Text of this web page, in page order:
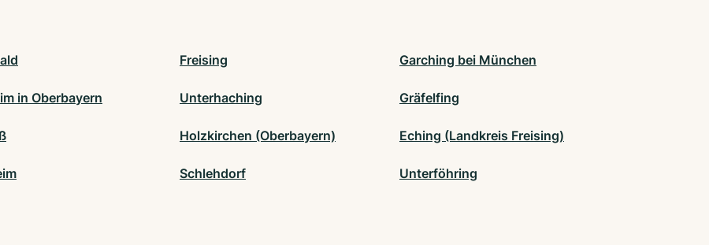
Freising Garching bei München
in Oberbayern Unterhaching Gräfelfing
Holzkirchen (Oberbayern) Eching (Landkreis Freising)
Schlehdorf Unterföhring